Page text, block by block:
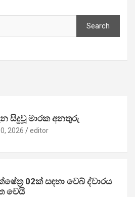
Search
සිදුවූ මාරක අනතුරු
2026 editor
02ක් සඳහා වෙබ් ද්වාරය
වෙයි